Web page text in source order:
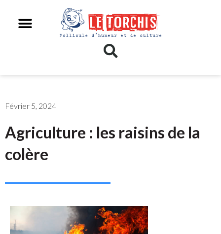
Février 5, 2024
Agriculture : les raisins de la
colère